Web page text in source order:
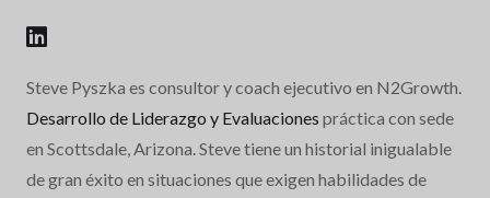
Steve Pyszka es consultor y coach ejecutivo en N2Growth.
Desarrollo de Liderazgo y Evaluaciones práctica con sede
en Scottsdale, Arizona. Steve tiene un historial inigualable
de gran éxito en situaciones que exigen habilidades de